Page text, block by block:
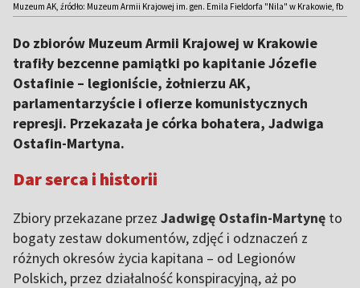
Muzeum AK, źródło: Muzeum Armii Krajowej im. gen. Emila Fieldorfa "Nila" w Krakowie, fb
Do zbiorów Muzeum Armii Krajowej w Krakowie
trafiły bezcenne pamiątki po kapitanie Józefie
Ostafinie – legioniście, żołnierzu AK,
parlamentarzyście i ofierze komunistycznych
represji. Przekazała je córka bohatera, Jadwiga
Ostafin-Martyna.
Dar serca i historii
Zbiory przekazane przez Jadwigę Ostafin-Martynę to
bogaty zestaw dokumentów, zdjęć i odznaczeń z
różnych okresów życia kapitana – od Legionów
Polskich, przez działalność konspiracyjną, aż po